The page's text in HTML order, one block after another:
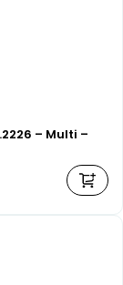
– Multi –